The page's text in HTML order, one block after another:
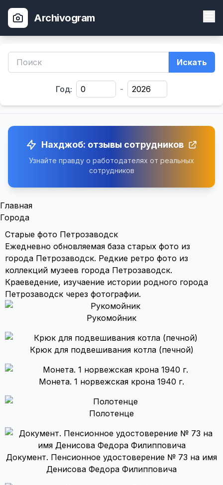
Archivogram
Искать
Год: -
Нахджоб: отзывы сотрудников
Узнайте правду о работодателях от реальных
сотрудников
Главная
Города
Старые фото Петрозаводск
Ежедневно обновляемая база старых фото из
города Петрозаводск. Редкие ретро фото из
коллекций музеев города Петрозаводск.
Краеведение, изучаение истории родного города
Петрозаводск через фотографии.
Рукомойник
Крюк для подвешивания котла (печной)
Монета. 1 норвежская крона 1940 г.
Полотенце
Документ. Пенсионное удостоверение № 73 на имя
Денисова Федора Филипповича